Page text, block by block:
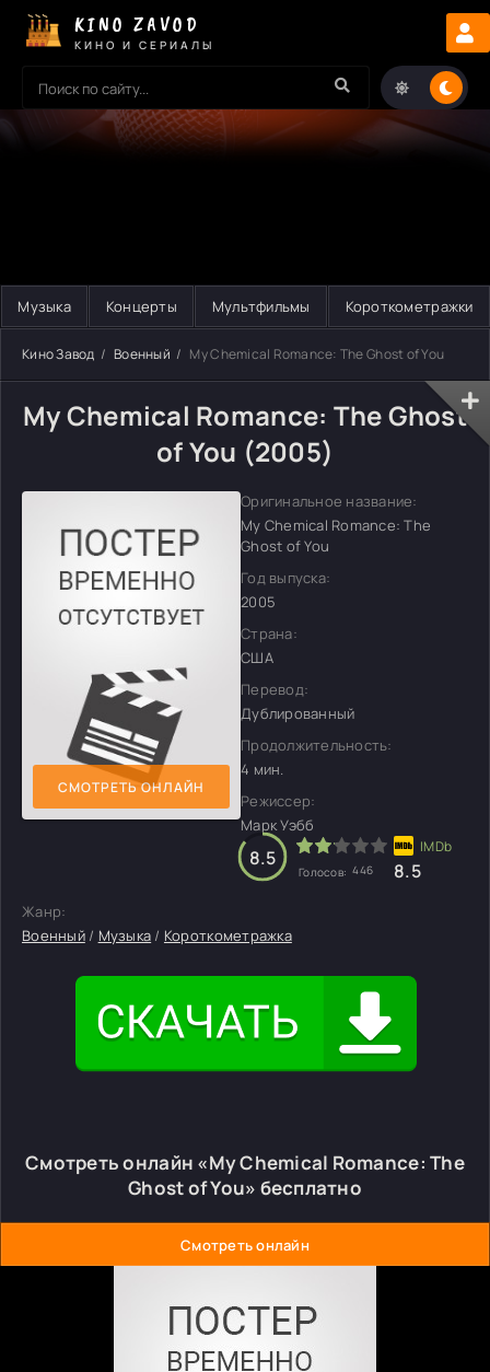
KINO ZAVOD
КИНО И СЕРИАЛЫ
Музыка Концерты Мультфильмы Короткометражки
Кино Завод Военный My Chemical Romance: The Ghost of You
My Chemical Romance: The Ghost
of You (2005)
СМОТРЕТЬ ОНЛАЙН
Оригинальное название:
My Chemical Romance: The
Ghost of You
Год выпуска:
2005
Страна:
США
Перевод:
Дублированный
Продолжительность:
4 мин.
Режиссер:
Марк Уэбб
8.5
Голосов: 446 8.5
Жанр:
Военный/ Музыка / Короткометражка
Смотреть онлайн «My Chemical Romance: The
Ghost of You» бесплатно
Смотреть онлайн